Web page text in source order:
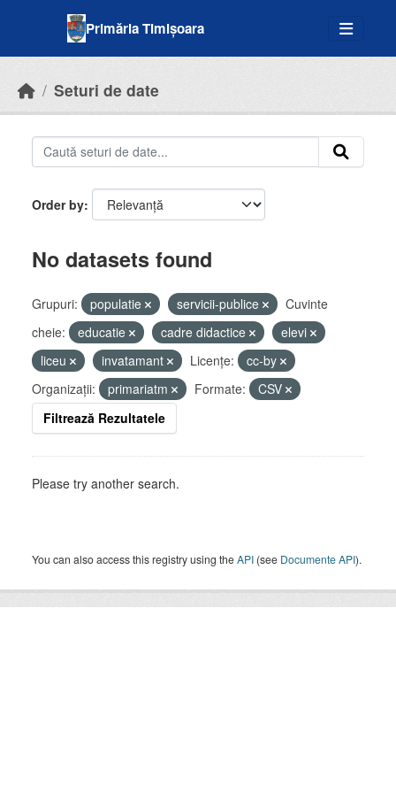
Primăria Timișoara
Seturi de date
Order by
No datasets found
Grupuri: populatie servicii-publice
Cuvinte
cheie:
educatie cadre didactice
elevi
liceu
invatamant Licenţe:
cc-by
Organizații:
primariatm Formate:
CSV
Filtrează Rezultatele
Please try another search.
You can also access this registry using theAPI (see Documente API).